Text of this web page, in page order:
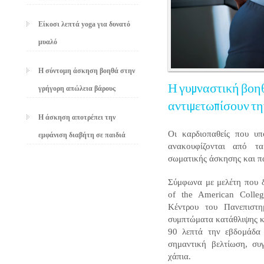
Είκοσι λεπτά yoga για δυνατό
μυαλό
Η σύντομη άσκηση βοηθά στην
γρήγορη απώλεια βάρους
Η άσκηση αποτρέπει την
εμφάνιση διαβήτη σε παιδιά
Η γυμναστική
αντιμετωπίσουν
Οι καρδιοπαθείς που
ανακουφίζονται από
σωματικής άσκησης και
Σύμφωνα με μελέτη που
of the American
Κέντρου του
συμπτώματα κατάθλιψης
90 λεπτά την εβδομάδα
σημαντική βελτίωση,
χάπια.